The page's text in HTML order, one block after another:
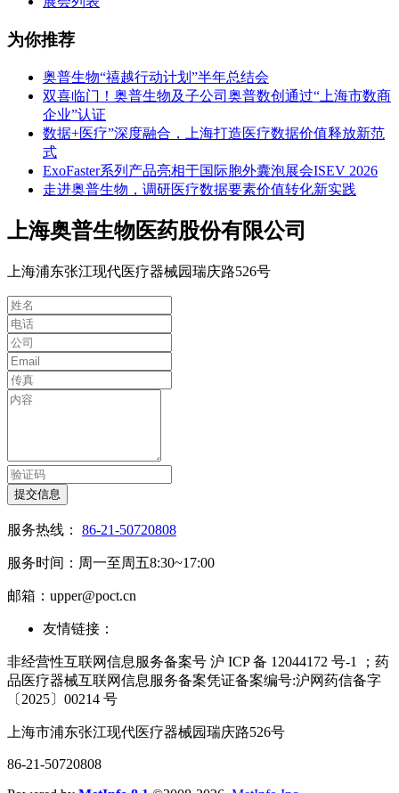
为你推荐
奥普生物“禧越行动计划”半年总结会
双喜临门！奥普生物及子公司奥普数创通过“上海市数商
企业”认证
数据+医疗”深度融合，上海打造医疗数据价值释放新范
式
ExoFaster系列产品亮相于国际胞外囊泡展会ISEV 2026
走进奥普生物，调研医疗数据要素价值转化新实践
上海奥普生物医药股份有限公司
上海浦东张江现代医疗器械园瑞庆路526号
提交信息
服务热线： 86-21-50720808
服务时间：周一至周五8:30~17:00
邮箱：upper@poct.cn
友情链接：
非经营性互联网信息服务备案号 沪 ICP 备 12044172 号-1 ；药
品医疗器械互联网信息服务备案凭证备案编号:沪网药信备字
〔2025〕00214 号
上海市浦东张江现代医疗器械园瑞庆路526号
86-21-50720808